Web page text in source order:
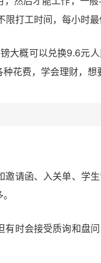
打工时间，每小时最
大概可以兑换9.6元
花费，学会理财，想
请函、入关单、学
时会接受质询和盘